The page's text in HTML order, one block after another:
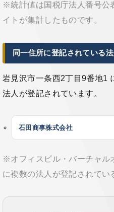
※統計値は国税庁法人番号公
イトが集計したものです。
同一住所に登記されている
岩見沢市一条西2丁目9番地1
法人が登記されています。
石田商事株式会社
※オフィスビル・バーチャル
に複数の法人が登記されてい